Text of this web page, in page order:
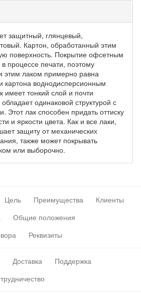
защитный, глянцевый,
Картон, обработанный этим
поверхность. Покрытие офсетным
процессе печати, поэтому
этим лаком примерно равна
картона воднодисперсионным
тонкий слой и почти
одинаковой структурой с
Этот лак способен придать оттиску
и яркости цвета. Как и все лаки,
защиту от механических
также может покрывать
или выборочно.
Цель Преимущества
Клиенты
Общие положения
Реквизиты
Доставка
Поддержка